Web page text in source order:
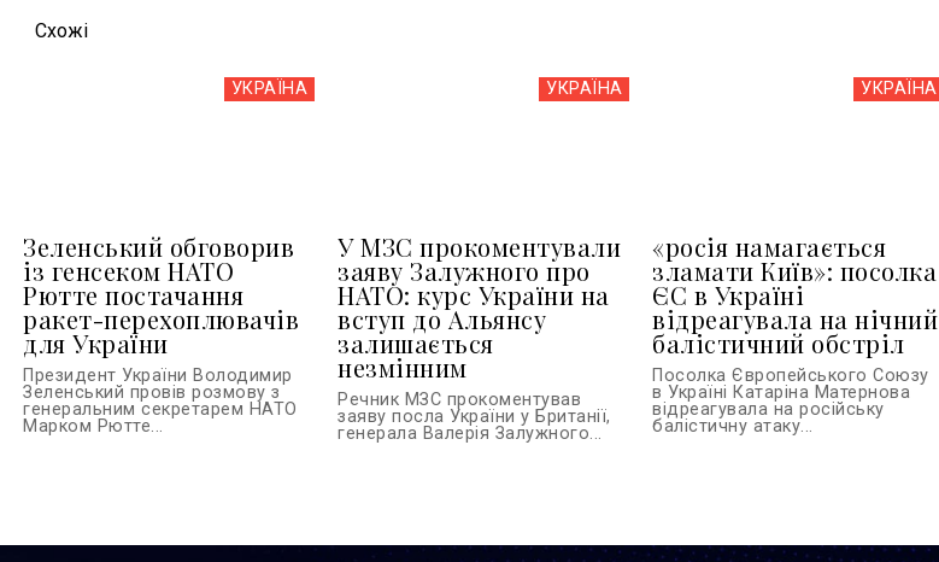
Схожi
УКРАЇНА
Зеленський обговорив
із генсеком НАТО
Рютте постачання
ракет-перехоплювачів
для України
Президент України Володимир
Зеленський провів розмову з
генеральним секретарем НАТО
Марком Рютте...
УКРАЇНА
У МЗС прокоментували
заяву Залужного про
НАТО: курс України на
вступ до Альянсу
залишається
незмінним
Речник МЗС прокоментував
заяву посла України у Британії,
генерала Валерія Залужного...
УКРАЇНА
«росія намагається
зламати Київ»: посолка
ЄС в Україні
відреагувала на нічний
балістичний обстріл
Посолка Європейського Союзу
в Україні Катаріна Матернова
відреагувала на російську
балістичну атаку...